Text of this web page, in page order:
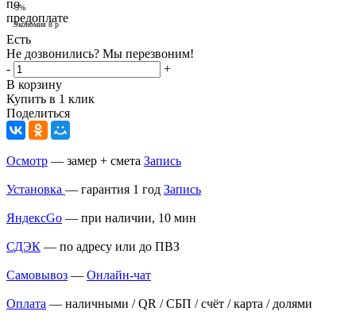
-5%
Экономия8р
Есть
Не дозвонились? Мы перезвоним!
-
+
В корзину
Купить в 1 клик
Поделиться
Осмотр — замер + смета Запись
Установка — гарантия 1 год Запись
ЯндексGo — при наличии, 10 мин
СДЭК — по адресу или до ПВЗ
Самовывоз — Онлайн-чат
Оплата — наличными / QR / СБП / счёт / карта / долями